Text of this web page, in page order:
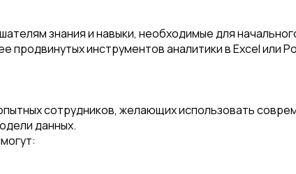
знания и навыки, необходимые для
продвинутых инструментов аналитики в Excel или
сотрудников, желающих использовать
данных.